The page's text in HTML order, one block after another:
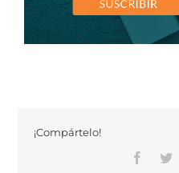
¡Compártelo!